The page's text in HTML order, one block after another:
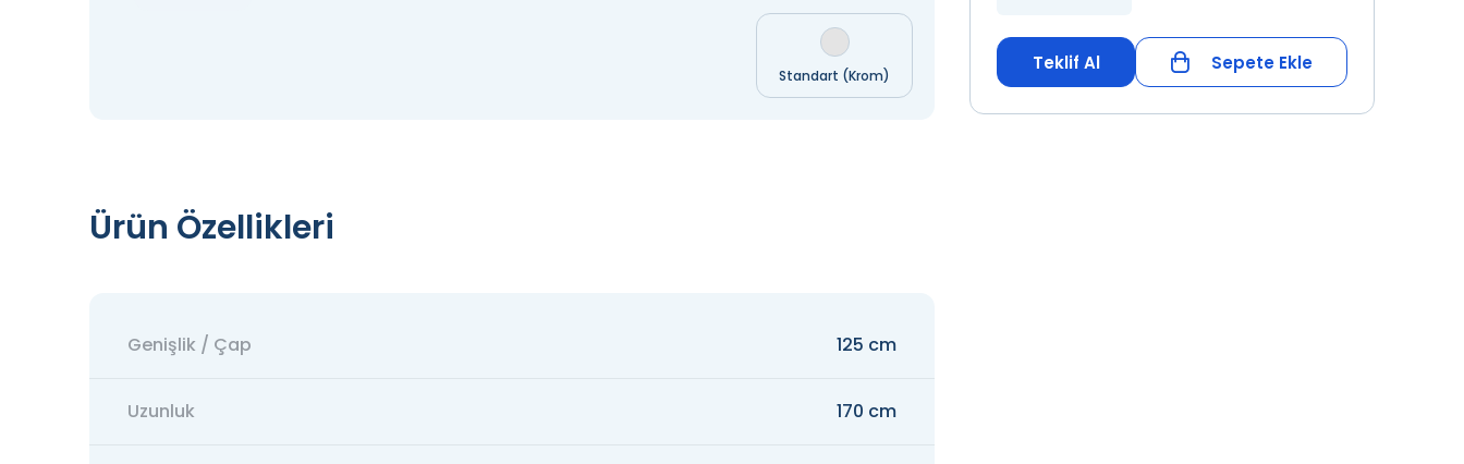
Standart (Krom)
Ürün Özellikleri
Genişlik / Çap 125 cm
Uzunluk 170 cm
Teklif Al Sepete Ekle